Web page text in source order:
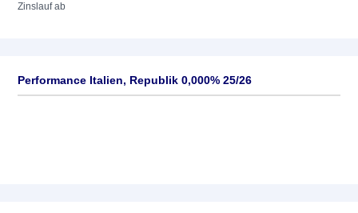
Zinslauf ab
Performance Italien, Republik 0,000% 25/26